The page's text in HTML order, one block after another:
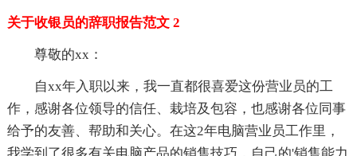
关于收银员的辞职报告范文 2
尊敬的xx：
自xx年入职以来，我一直都很喜爱这份营业员的工
作，感谢各位领导的信任、栽培及包容，也感谢各位同事
给予的友善、帮助和关心。在这2年电脑营业员工作里，